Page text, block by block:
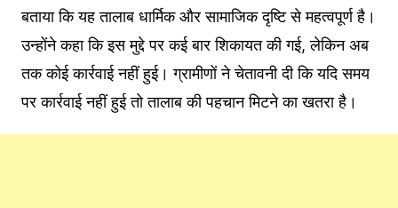
बताया कि यह तालाब धार्मिक और सामाजिक दृष्टि से महत्वपूर्ण है।
उन्होंने कहा कि इस मुद्दे पर कई बार शिकायत की गई, लेकिन अब
तक कोई कार्रवाई नहीं हुई। ग्रामीणों ने चेतावनी दी कि यदि समय
पर कार्रवाई नहीं हुई तो तालाब की पहचान मिटने का खतरा है।